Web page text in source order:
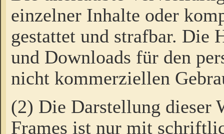
einzelner Inhalte oder
gestattet und strafbar. Die
und Downloads für den
nicht kommerziellen
(2) Die Darstellung dieser
Frames ist nur mit